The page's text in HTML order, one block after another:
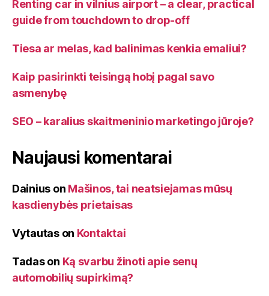
Renting car in vilnius airport – a clear, practical
guide from touchdown to drop-off
Tiesa ar melas, kad balinimas kenkia emaliui?
Kaip pasirinkti teisingą hobį pagal savo
asmenybę
SEO – karalius skaitmeninio marketingo jūroje?
Naujausi komentarai
Dainius on Mašinos, tai neatsiejamas mūsų
kasdienybės prietaisas
Vytautason Kontaktai
Tadason Ką svarbu žinoti apie senų
automobilių supirkimą?